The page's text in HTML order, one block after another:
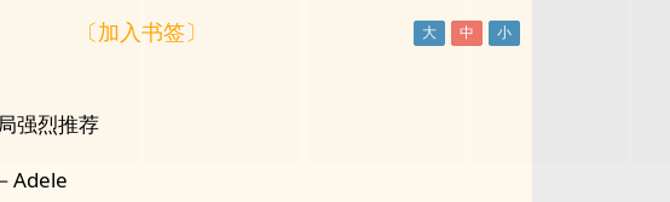
〔加入书签〕
强烈推荐
Adele